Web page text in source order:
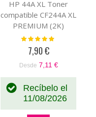
HP 44A XL Toner
compatible CF244A XL
PREMIUM (2K)
Valoración:
7,90 €
Desde 7,11 €
Recíbelo el
11/08/2026